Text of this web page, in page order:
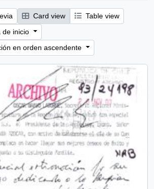
Card view
Table view
de inicio
en orden ascendente